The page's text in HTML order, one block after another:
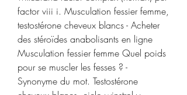
factor viii i. Musculation fessier femme,
testostérone cheveux blancs - Acheter
des stéroïdes anabolisants en ligne
Musculation fessier femme Quel poids
pour se muscler les fesses ? -
Synonyme du mot. Testostérone